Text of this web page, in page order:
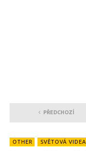
PŘEDCHOZÍ
OTHER SVĚTOVÁ VIDEA